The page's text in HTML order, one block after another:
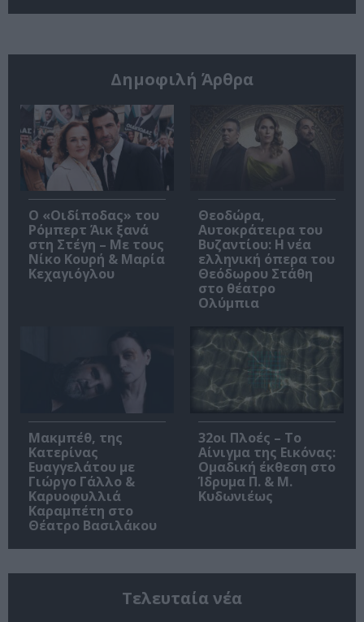
Δημοφιλή Άρθρα
O «Οιδίποδας» του
Ρόμπερτ Άικ ξανά
στη Στέγη – Με τους
Νίκο Κουρή & Μαρία
Κεχαγιόγλου
Θεοδώρα,
Αυτοκράτειρα του
Βυζαντίου: Η νέα
ελληνική όπερα του
Θεόδωρου Στάθη
στο θέατρο
Ολύμπια
Μακμπέθ, της
Κατερίνας
Ευαγγελάτου με
Γιώργο Γάλλο &
Καρυοφυλλιά
Καραμπέτη στο
Θέατρο Βασιλάκου
32οι Πλοές – Το
Αίνιγμα της Εικόνας:
Ομαδική έκθεση στο
Ίδρυμα Π. & Μ.
Κυδωνιέως
Τελευταία νέα